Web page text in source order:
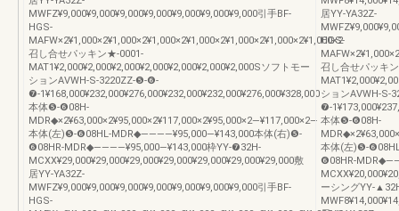
MWFZ¥9,000¥9,000¥9,000¥9,000¥9,000¥9,000¥9,000引手BF-
HGS-
MAFW×2¥1,000×2¥1,000×2¥1,000×2¥1,000×2¥1,000×2¥1,000×2¥1,000×2
召し合せパッキン★-0001-
MAT1¥2,000¥2,000¥2,000¥2,000¥2,000¥2,000¥2,000Sソフトモー
ションAVWH-S-3220ZZ-❺-❻-
❼-1¥168,000¥232,000¥276,000¥232,000¥232,000¥276,000¥328,000
本体❺-❻08H-
MDR◆×2¥63,000×2¥95,000×2¥117,000×2¥95,000×2―¥117,000×2―
本体(左)❺-❻08HL-MDR◆――――¥95,000―¥143,000本体(右)❺-
❻08HR-MDR◆――――¥95,000―¥143,000枠YY-❼32H-
MCXX¥29,000¥29,000¥29,000¥29,000¥29,000¥29,000¥29,000敷
居YY-YA32Z-
MWFZ¥9,000¥9,000¥9,000¥9,000¥9,000¥9,000¥9,000引手BF-
HGS-
居YY-YA32Z-
HGS-
召し合せパッキ
ションAVWH-S-
❼-
本体❺-❻08H-
本体(左)❺-
❻08HR-
ーシングYY-